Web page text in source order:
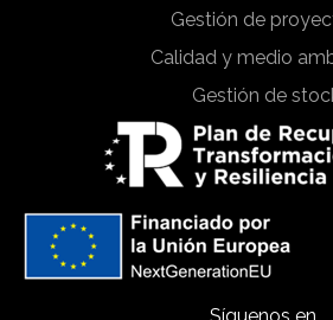
Gestión de
Calidad y medio
Gestión de
Síguenos en